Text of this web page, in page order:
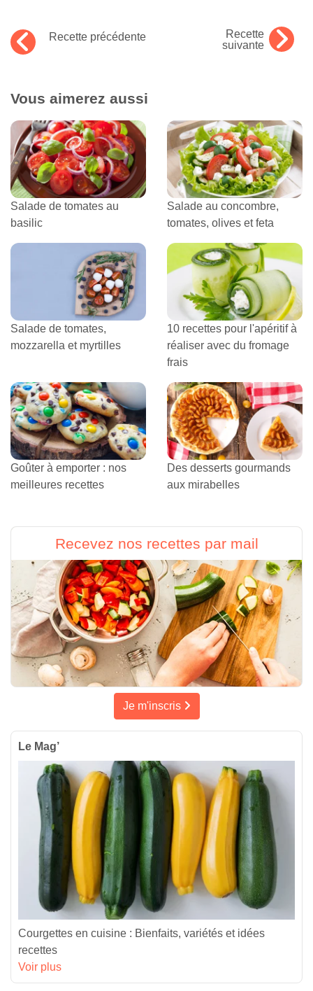
Recette précédente
Recette
suivante
Vous aimerez aussi
Salade de tomates au
basilic
Salade au concombre,
tomates, olives et feta
Salade de tomates,
mozzarella et myrtilles
10 recettes pour l'apéritif à
réaliser avec du fromage
frais
Goûter à emporter : nos
meilleures recettes
Des desserts gourmands
aux mirabelles
Recevez nos recettes par mail
Je m'inscris
Le Mag’
Courgettes en cuisine : Bienfaits, variétés et idées
recettes
Voir plus